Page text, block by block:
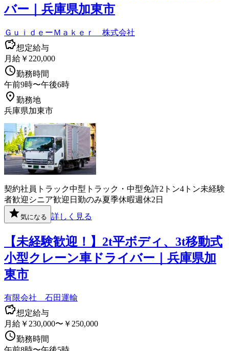
バー｜兵庫県加東市
ＧｕｉｄｅーＭａｋｅｒ 株式会社
想定給与
月給￥220,000
勤務時間
午前9時〜午後6時
勤務地
兵庫県加東市
契約社員 トラック中型トラック・中型免許2トン4トン未経験
者歓迎 シニア歓迎 日勤のみ夏季休暇週休2日
気になる 詳しく見る
【未経験歓迎！】2t平ボディ、3t移動式
小型クレーン車ドライバー｜兵庫県加
東市
有限会社 石田運輸
想定給与
月給￥230,000〜￥250,000
勤務時間